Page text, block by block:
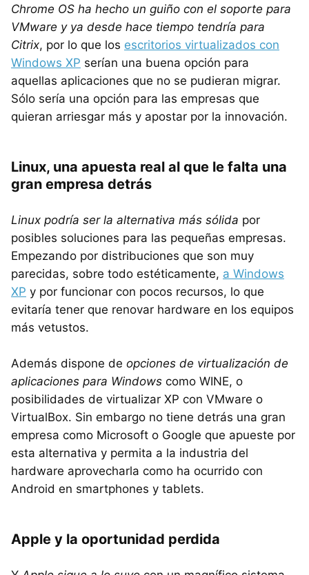
Chrome OS ha hecho un guiño con el soporte para
VMware y ya desde hace tiempo tendría para
Citrix, por lo que los escritorios virtualizados con
Windows XP serían una buena opción para
aquellas aplicaciones que no se pudieran migrar.
Sólo sería una opción para las empresas que
quieran arriesgar más y apostar por la innovación.
Linux, una apuesta real al que le falta una
gran empresa detrás
Linux podría ser la alternativa más sólida por
posibles soluciones para las pequeñas empresas.
Empezando por distribuciones que son muy
parecidas, sobre todo estéticamente, a Windows
XP y por funcionar con pocos recursos, lo que
evitaría tener que renovar hardware en los equipos
más vetustos.
Además dispone de opciones de virtualización de
aplicaciones para Windows como WINE, o
posibilidades de virtualizar XP con VMware o
VirtualBox. Sin embargo no tiene detrás una gran
empresa como Microsoft o Google que apueste por
esta alternativa y permita a la industria del
hardware aprovecharla como ha ocurrido con
Android en smartphones y tablets.
Apple y la oportunidad perdida